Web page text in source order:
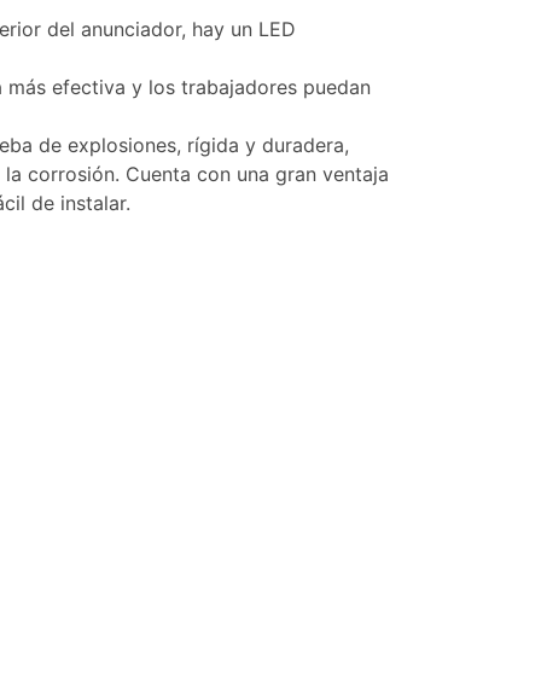
del anunciador, hay un LED
efectiva y los trabajadores puedan
de explosiones, rígida y duradera,
corrosión. Cuenta con una gran ventaja
de instalar.